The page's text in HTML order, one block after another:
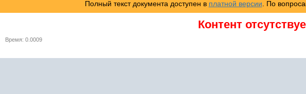
Полный текст документа доступен в платной версии . По
Контент
Время: 0.0009